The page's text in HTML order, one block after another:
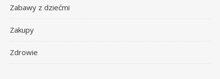
Zabawy z dziećmi
Zakupy
Zdrowie